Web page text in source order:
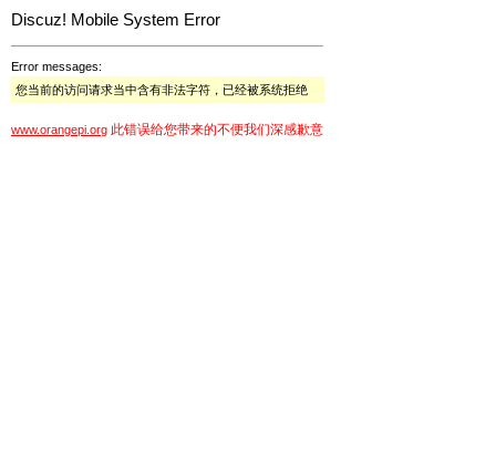
Discuz! Mobile System Error
Error messages:
您当前的访问请求当中含有非法字符，已经被系统拒绝
www.orangepi.org 此错误给您带来的不便我们深感歉意